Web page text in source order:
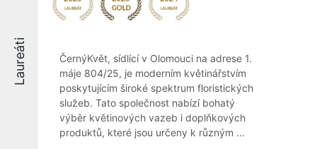
Laureáti
ČernýKvět, sídlící v Olomouci na adrese 1.
máje 804/25, je moderním květinářstvím
poskytujícím široké spektrum floristických
služeb. Tato společnost nabízí bohatý
výběr květinových vazeb i doplňkových
produktů, které jsou určeny k různým ...